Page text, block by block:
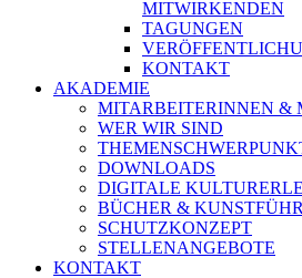
MITWIRKENDEN
TAGUNGEN
KONTAKT
AKADEMIE
MITARBEITERINNEN &
WER WIR SIND
DOWNLOADS
DIGITALE
BÜCHER &
SCHUTZKONZEPT
STELLENANGEBOTE
KONTAKT